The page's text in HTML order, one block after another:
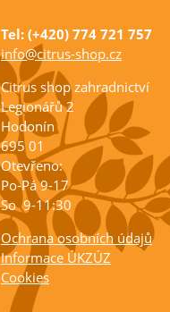
Tel: (+420) 774 721 757
info@citrus-shop.cz
Citrus shop zahradnictví
Legionářů 2
Hodonín
695 01
Otevřeno:
Po-Pá 9-17
So 9-11:30
Ochrana osobních údajů
Informace ÚKZÚZ
Cookies